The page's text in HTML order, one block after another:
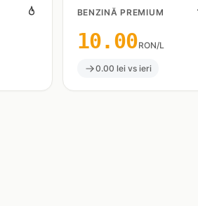
BENZINĂ PREMIUM
10.00RON/L
0.00 lei vs ieri